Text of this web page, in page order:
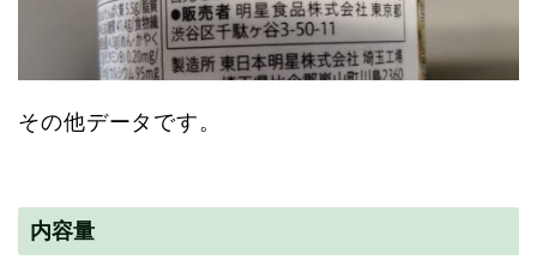
その他データです。
内容量